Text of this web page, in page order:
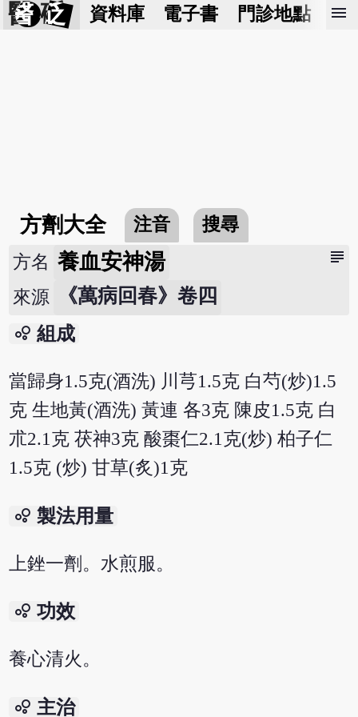
醫 砭 資料庫 電子書 門診地點 預
menu
方劑大全 注音 搜尋
subject
方名 養血安神湯
來源 《萬病回春》卷四
bubble_chart 組成
當歸身1.5克(酒洗) 川芎1.5克 白芍(炒)1.5
克 生地黃(酒洗) 黃連 各3克 陳皮1.5克 白
朮2.1克 茯神3克 酸棗仁2.1克(炒) 柏子仁
1.5克 (炒) 甘草(炙)1克
bubble_chart 製法用量
上銼一劑。水煎服。
bubble_chart 功效
養心清火。
bubble_chart 主治